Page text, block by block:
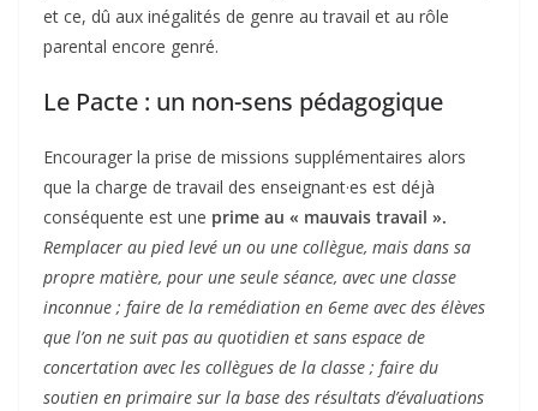
et ce, dû aux inégalités de genre au travail et au rôle
parental encore genré.
Le Pacte : un non-sens pédagogique
Encourager la prise de missions supplémentaires alors
que la charge de travail des enseignant·es est déjà
conséquente est une prime au « mauvais travail ».
Remplacer au pied levé un ou une collègue, mais dans sa
propre matière, pour une seule séance, avec une classe
inconnue ; faire de la remédiation en 6eme avec des élèves
que l’on ne suit pas au quotidien et sans espace de
concertation avec les collègues de la classe ; faire du
soutien en primaire sur la base des résultats d’évaluations